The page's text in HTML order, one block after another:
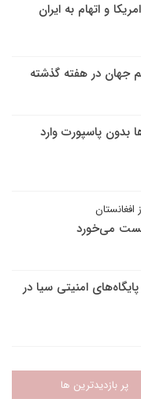
و اتهام به ایران
جهان در هفته گذشته
بدون پاسپورت وارد
می‌خورد
امنیتی سیا در
پر بازدیدترین ها